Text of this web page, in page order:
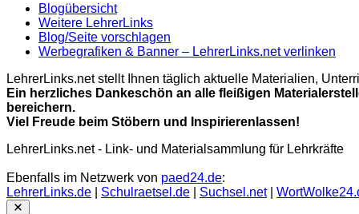
Blogübersicht
Weitere LehrerLinks
Blog/Seite vorschlagen
Werbegrafiken & Banner – LehrerLinks.net verlinken
LehrerLinks.net stellt Ihnen täglich aktuelle Materialien,
Ein herzliches Dankeschön an alle fleißigen
bereichern.
Viel Freude beim Stöbern und Inspirierenlassen!
LehrerLinks.net - Link- und Materialsammlung für Lehrkräfte
Ebenfalls im Netzwerk von paed24.de:
LehrerLinks.de
Schulraetsel.de Suchsel.net|
Close